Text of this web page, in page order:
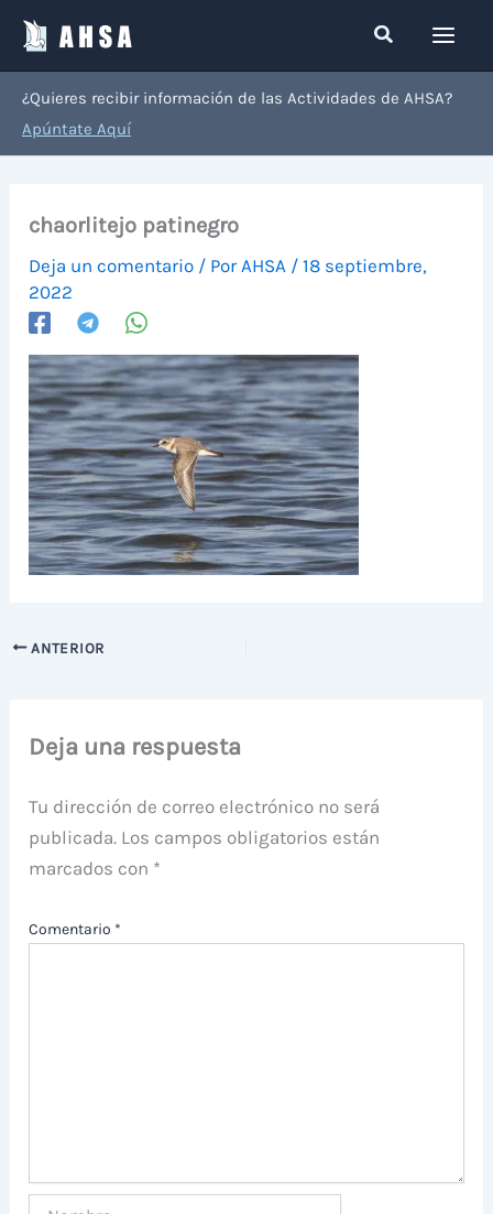
contenido
Buscar
¿Quieres recibir información de las Actividades de AHSA?
Apúntate Aquí
chaorlitejo patinegro
Deja un comentario / Por AHSA /18 septiembre,
2022
ANTERIOR
Deja una respuesta
Tu dirección de correo electrónico no será
publicada. Los campos obligatorios están
marcados con *
Comentario *